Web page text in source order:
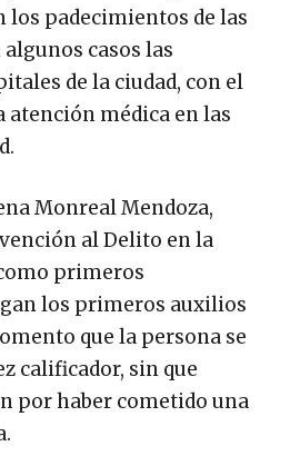
los padecimientos de las
casos las
de la ciudad, con el
atención médica en las
Monreal Mendoza,
al Delito en la
primeros
los primeros auxilios
que la persona se
calificador, sin que
por haber cometido una